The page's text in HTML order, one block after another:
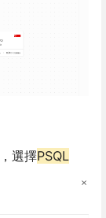
，選擇PSQL